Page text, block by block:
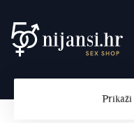
Preskoči
na
Skoči
do
Prikaži